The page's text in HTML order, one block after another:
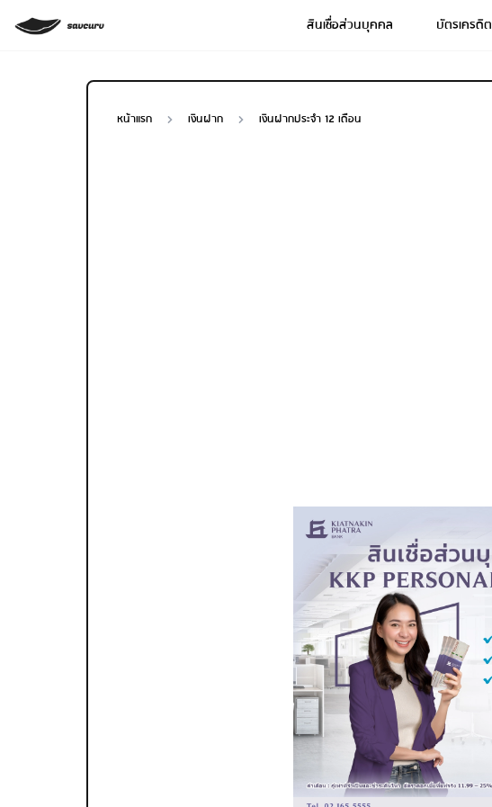
สินเชื่อส่วนบุคคล บัตรเครดิต
หน้าแรก เงินฝาก เงินฝากประจำ 12 เดือน